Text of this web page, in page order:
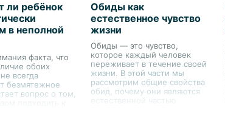
ли ребёнок
в неполной
факта, что
обоих
всегда
безмятежное
вопрос о том,
Обиды как
естественное чувство
жизни
Обиды — это чувство,
которое каждый человек
переживает в течение своей
жизни. В этой части мы
рассмотрим общие свойства
обид, почему они являются
естественной частью